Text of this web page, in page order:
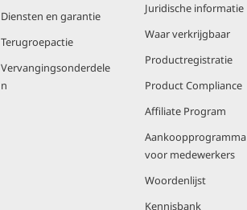
Diensten en garantie
Terugroepactie
Vervangingsonderdele
n
Juridische informatie
Waar verkrijgbaar
Productregistratie
Product Compliance
Affiliate Program
Aankoopprogramma
voor medewerkers
Woordenlijst
Kennisbank